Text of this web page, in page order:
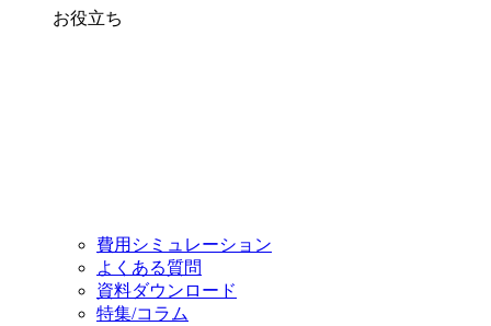
お役立ち
費用シミュレーション
よくある質問
資料ダウンロード
特集/コラム